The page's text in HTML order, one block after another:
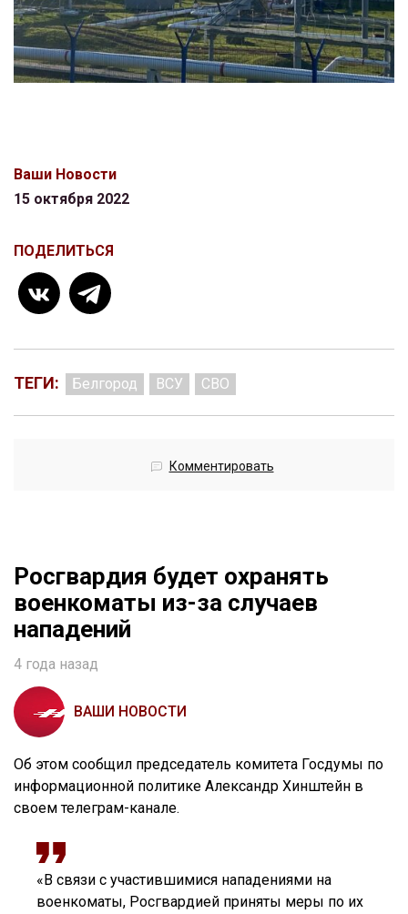
Ваши Новости
15 октября 2022
ПОДЕЛИТЬСЯ
ТЕГИ: Белгород ВСУ СВО
Комментировать
Росгвардия будет охранять
военкоматы из-за случаев
нападений
4 года назад
ВАШИ НОВОСТИ
Об этом сообщил председатель комитета Госдумы по
информационной политике Александр Хинштейн в
своем телеграм-канале.
«В связи с участившимися нападениями на
военкоматы, Росгвардией приняты меры по их